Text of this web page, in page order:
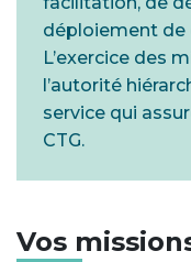
déploiement de
L’exercice des
l’autorité
service qui
CTG.
Vos